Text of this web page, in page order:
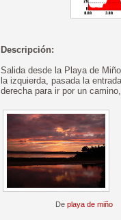
Descripción:
Salida desde la Playa de
la izquierda, pasada la
derecha para ir por un
De playa de miño